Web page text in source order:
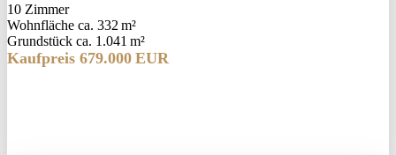
10 Zimmer
Wohnfläche ca. 332 m²
Grund­stück ca. 1.041 m²
Kaufpreis 679.000 EUR